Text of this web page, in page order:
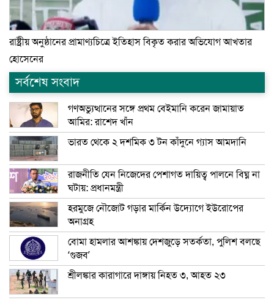
রাষ্ট্রীয় অনুষ্ঠানের প্রামাণ্যচিত্রে ইতিহাস বিকৃত করার অভিযোগ আখতার
হোসেনের
সর্বশেষ সংবাদ
গণঅভ্যুত্থানের সঙ্গে প্রথম বেইমানি করেন জামায়াত
আমির: রাশেদ খাঁন
ভারত থেকে ২ দশমিক ৩ টন কাঁদুনে গ্যাস আমদানি
রাজনীতি যেন নিজেদের পেশাগত দায়িত্ব পালনে বিঘ্ন না
ঘটায়: প্রধানমন্ত্রী
হরমুজে নৌজোট গড়ার মার্কিন উদ্যোগে ইউরোপের
অনাগ্রহ
বোমা হামলার আশঙ্কায় দেশজুড়ে সতর্কতা, পুলিশ বলছে
‘গুজব’
শ্রীলঙ্কার কারাগারে দাঙ্গায় নিহত ৩, আহত ২৩